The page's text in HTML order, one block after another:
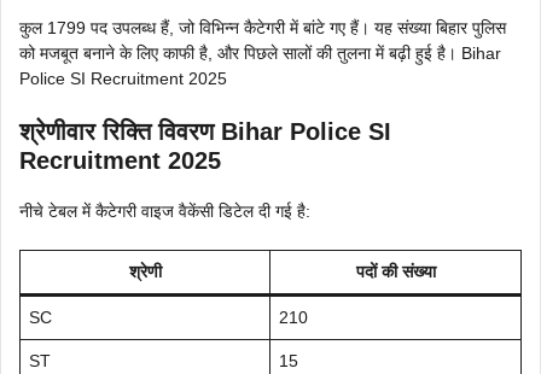
कुल 1799 पद उपलब्ध हैं, जो विभिन्न कैटेगरी में बांटे गए हैं। यह संख्या बिहार पुलिस
को मजबूत बनाने के लिए काफी है, और पिछले सालों की तुलना में बढ़ी हुई है। Bihar
Police SI Recruitment 2025
श्रेणीवार रिक्ति विवरण Bihar Police SI
Recruitment 2025
नीचे टेबल में कैटेगरी वाइज वैकेंसी डिटेल दी गई है:
श्रेणी पदों की संख्या
SC 210
ST 15